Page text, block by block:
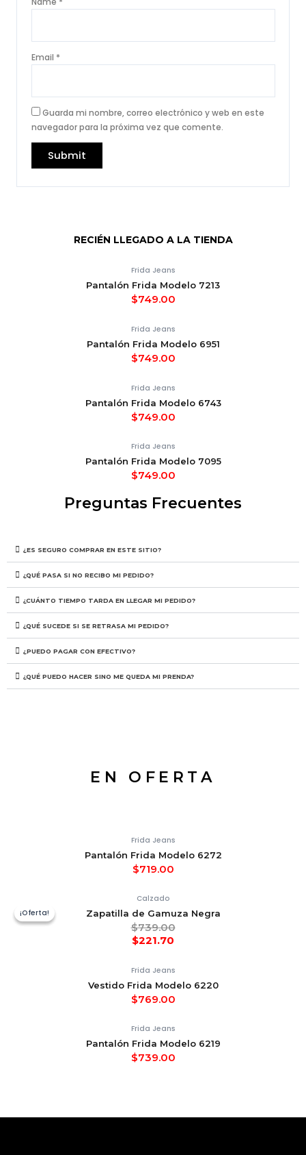
Email *
Guarda mi nombre, correo electrónico y web en este
navegador para la próxima vez que comente.
RECIÉN LLEGADO A LA TIENDA
Frida Jeans
Pantalón Frida Modelo 7213
$749.00
Frida Jeans
Pantalón Frida Modelo 6951
$749.00
Frida Jeans
Pantalón Frida Modelo 6743
$749.00
Frida Jeans
Pantalón Frida Modelo 7095
$749.00
Preguntas Frecuentes
¿ES SEGURO COMPRAR EN ESTE SITIO?
¿QUÉ PASA SI NO RECIBO MI PEDIDO?
¿CUÁNTO TIEMPO TARDA EN LLEGAR MI PEDIDO?
¿QUÉ SUCEDE SI SE RETRASA MI PEDIDO?
¿PUEDO PAGAR CON EFECTIVO?
¿QUÉ PUEDO HACER SINO ME QUEDA MI PRENDA?
EN OFERTA
Frida Jeans
Pantalón Frida Modelo 6272
$719.00
¡Oferta!
¡Oferta!
Calzado
Zapatilla de Gamuza Negra
$739.00
$221.70
Frida Jeans
Vestido Frida Modelo 6220
$769.00
Frida Jeans
Pantalón Frida Modelo 6219
$739.00